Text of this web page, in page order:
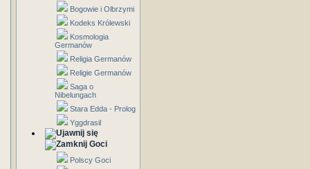
Bogowie i Olbrzymi
Kodeks Królewski
Kosmologia
Germanów
Religia Germanów
Religie Germanów
Saga o
Nibelungach
Stara Edda - Prolog
Yggdrasil
Goci
Polscy Goci